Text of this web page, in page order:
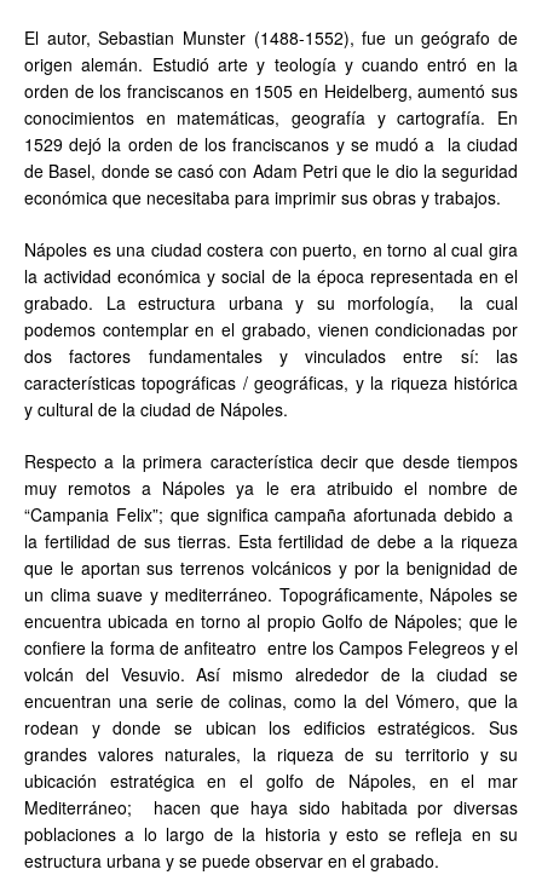
El autor, Sebastian Munster (1488-1552), fue un geógrafo de
origen alemán. Estudió arte y teología y cuando entró en la
orden de los franciscanos en 1505 en Heidelberg, aumentó sus
conocimientos en matemáticas, geografía y cartografía. En
1529 dejó la orden de los franciscanos y se mudó a la ciudad
de Basel, donde se casó con Adam Petri que le dio la seguridad
económica que necesitaba para imprimir sus obras y trabajos.
Nápoles es una ciudad costera con puerto, en torno al cual gira
la actividad económica y social de la época representada en el
grabado. La estructura urbana y su morfología, la cual
podemos contemplar en el grabado, vienen condicionadas por
dos factores fundamentales y vinculados entre sí: las
características topográficas / geográficas, y la riqueza histórica
y cultural de la ciudad de Nápoles.
Respecto a la primera característica decir que desde tiempos
muy remotos a Nápoles ya le era atribuido el nombre de
“Campania Felix”; que significa campaña afortunada debido a
la fertilidad de sus tierras. Esta fertilidad de debe a la riqueza
que le aportan sus terrenos volcánicos y por la benignidad de
un clima suave y mediterráneo. Topográficamente, Nápoles se
encuentra ubicada en torno al propio Golfo de Nápoles; que le
confiere la forma de anfiteatro entre los Campos Felegreos y el
volcán del Vesuvio. Así mismo alrededor de la ciudad se
encuentran una serie de colinas, como la del Vómero, que la
rodean y donde se ubican los edificios estratégicos. Sus
grandes valores naturales, la riqueza de su territorio y su
ubicación estratégica en el golfo de Nápoles, en el mar
Mediterráneo; hacen que haya sido habitada por diversas
poblaciones a lo largo de la historia y esto se refleja en su
estructura urbana y se puede observar en el grabado.